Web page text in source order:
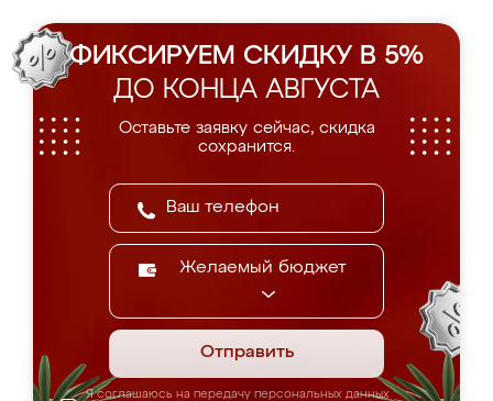
ФИКСИРУЕМ СКИДКУ В 5%
ДО КОНЦА АВГУСТА
Оставьте заявку сейчас, скидка
сохранится.
Желаемый бюджет
Отправить
Я соглашаюсь на передачу персональных данных